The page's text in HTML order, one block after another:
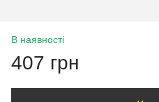
В наявності
407 грн